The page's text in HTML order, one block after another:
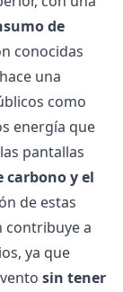
de
conocidas
una
como
energía que
pantallas
carbono y el
de estas
contribuye a
ya que
sin tener